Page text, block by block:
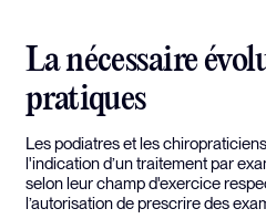
La nécessaire
pratiques
Les podiatres et les
l'indication d’un traitement par
selon leur champ d'exercice
l’autorisation de prescrire des